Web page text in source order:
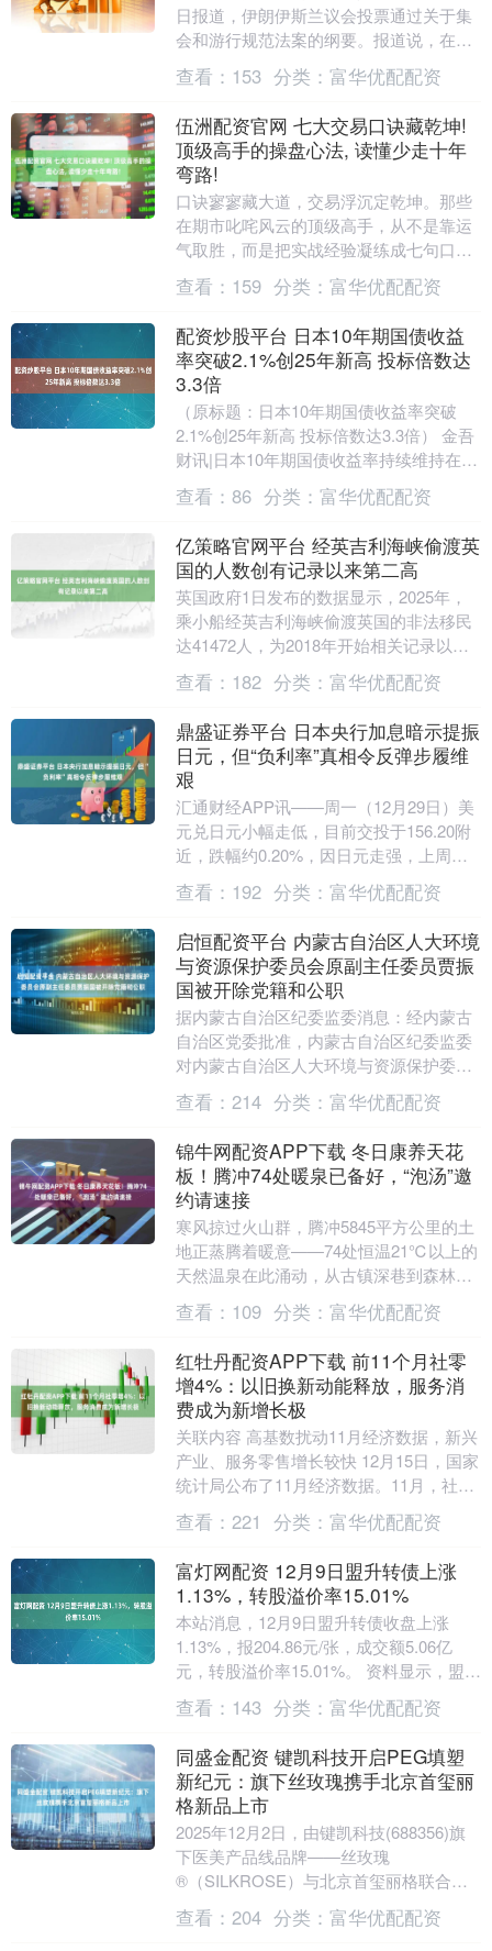
日报道，伊朗伊斯兰议会投票通过关于集
会和游行规范法案的纲要。报道说，在当
天举行的伊斯兰议会公开会议上，与会代
表以215票赞....
查看： 153 分类： 富华优配配资
伍洲配资官网 七大交易口诀藏乾坤!
顶级高手的操盘心法, 读懂少走十年
弯路!
口诀寥寥藏大道，交易浮沉定乾坤。那些
在期市叱咤风云的顶级高手，从不是靠运
气取胜，而是把实战经验凝练成七句口
诀，道破涨跌背后的规律。 △△△ 涨势密
码：小涨蓄势大....
查看： 159 分类： 富华优配配资
配资炒股平台 日本10年期国债收益
率突破2.1%创25年新高 投标倍数达
3.3倍
（原标题：日本10年期国债收益率突破
2.1%创25年新高 投标倍数达3.3倍） 金吾
财讯|日本10年期国债收益率持续维持在
2.1%上方，接近1999年2月以来的....
查看： 86 分类： 富华优配配资
亿策略官网平台 经英吉利海峡偷渡英
国的人数创有记录以来第二高
英国政府1日发布的数据显示，2025年，
乘小船经英吉利海峡偷渡英国的非法移民
达41472人，为2018年开始相关记录以来
第二高，仅次于2022年的45774人。....
查看： 182 分类： 富华优配配资
鼎盛证券平台 日本央行加息暗示提振
日元，但“负利率”真相令反弹步履维
艰
汇通财经APP讯——周一（12月29日）美
元兑日元小幅走低，目前交投于156.20附
近，跌幅约0.20%，因日元走强，上周五
日元曾大幅下跌。日元此番回升得益于
日....
查看： 192 分类： 富华优配配资
启恒配资平台 内蒙古自治区人大环境
与资源保护委员会原副主任委员贾振
国被开除党籍和公职
据内蒙古自治区纪委监委消息：经内蒙古
自治区党委批准，内蒙古自治区纪委监委
对内蒙古自治区人大环境与资源保护委员
会原副主任委员贾振国严重违纪违法问题
进行了立案审查调....
查看： 214 分类： 富华优配配资
锦牛网配资APP下载 冬日康养天花
板！腾冲74处暖泉已备好，“泡汤”邀
约请速接
寒风掠过火山群，腾冲5845平方公里的土
地正蒸腾着暖意——74处恒温21℃以上的
天然温泉在此涌动，从古镇深巷到森林秘
境，从田园汤院到奇观沸泉，这里不是零
星的“泡....
查看： 109 分类： 富华优配配资
红牡丹配资APP下载 前11个月社零
增4%：以旧换新动能释放，服务消
费成为新增长极
关联内容 高基数扰动11月经济数据，新兴
产业、服务零售增长较快 12月15日，国家
统计局公布了11月经济数据。11月，社会
消费品零售总额43898亿元，同比增长....
查看： 221 分类： 富华优配配资
富灯网配资 12月9日盟升转债上涨
1.13%，转股溢价率15.01%
本站消息，12月9日盟升转债收盘上涨
1.13%，报204.86元/张，成交额5.06亿
元，转股溢价率15.01%。 资料显示，盟升
转债信用级别为“A”，债券期限....
查看： 143 分类： 富华优配配资
同盛金配资 键凯科技开启PEG填塑
新纪元：旗下丝玫瑰携手北京首玺丽
格新品上市
2025年12月2日，由键凯科技(688356)旗
下医美产品线品牌——丝玫瑰
®（SILKROSE）与北京首玺丽格联合举
办的“中国‘智’造，PEG填塑新纪元——
丝....
查看： 204 分类： 富华优配配资